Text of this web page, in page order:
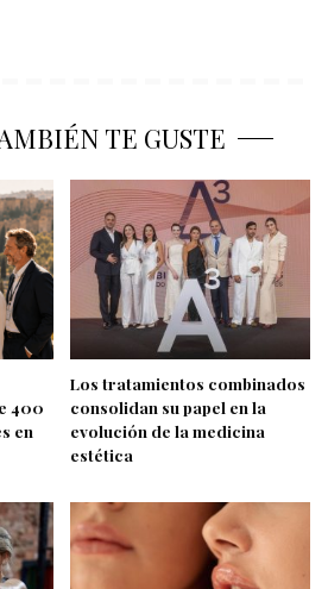
TE GUSTE
400
en
Los tratamientos combinados
consolidan su papel en la
evolución de la medicina
estética